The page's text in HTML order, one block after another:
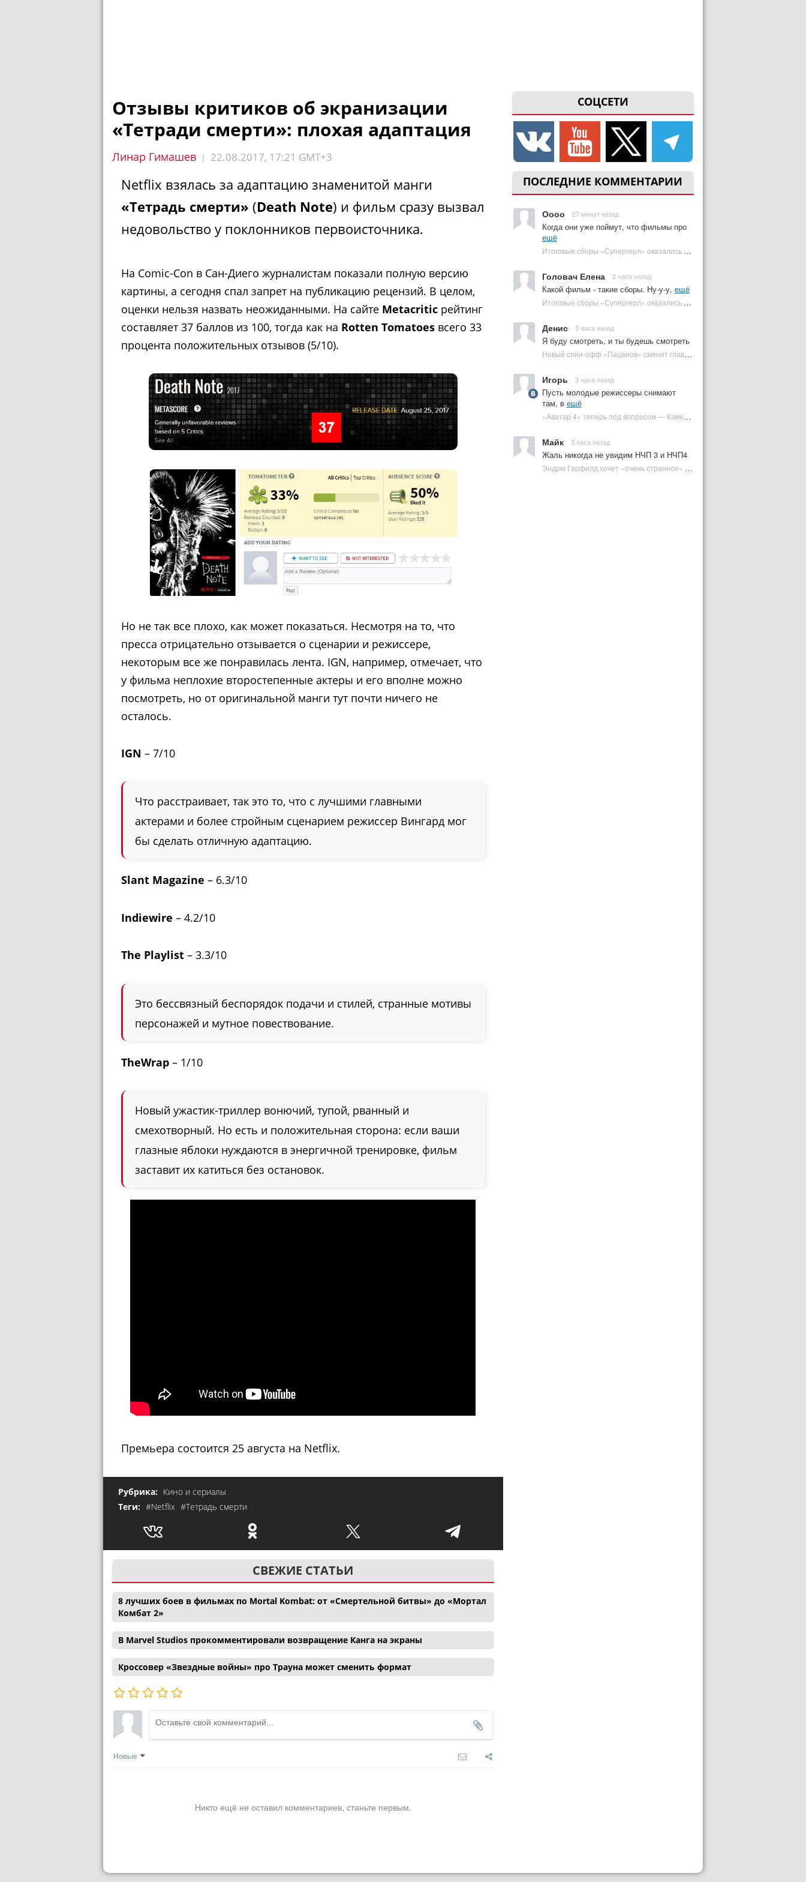
СОЦСЕТИ
ПОСЛЕДНИЕ КОММЕНТАРИИ
Оооо 27 минут назад
Когда они уже поймут, что фильмы про
ещё
Итоговые сборы «Супергерл» оказались худшими для DC за два десятилетия | Plugged In Ru
Головач Елена 2 часа назад
Какой фильм - такие сборы. Ну-у-у, ещё
Итоговые сборы «Супергерл» оказались худшими для DC за два десятилетия | Plugged In Ru
Денис 3 часа назад
Я буду смотреть, и ты будешь смотреть
Новый спин-офф «Пацанов» сменит главного героя | Plugged In Ru
Игорь 3 часа назад
Пусть молодые режиссеры снимают
там, в ещё
«Аватар 4» теперь под вопросом — Кэмерон решил отойти от продолжения | Plugged In Ru
Майк 3 часа назад
Жаль никогда не увидим НЧП 3 и НЧП4
Эндрю Гарфилд хочет «очень странное» возвращение Человека-паука в MCU | Plugged In Ru
Отзывы критиков об экранизации
«Тетради смерти»: плохая адаптация
Линар Гимашев | 22.08.2017, 17:21 GMT+3
Netflix взялась за адаптацию знаменитой манги
«Тетрадь смерти» (Death Note) и фильм сразу вызвал
недовольство у поклонников первоисточника.
На Comic-Con в Сан-Диего журналистам показали полную версию
картины, а сегодня спал запрет на публикацию рецензий. В целом,
оценки нельзя назвать неожиданными. На сайте Metacritic рейтинг
составляет 37 баллов из 100, тогда как на Rotten Tomatoes всего 33
процента положительных отзывов (5/10).
Но не так все плохо, как может показаться. Несмотря на то, что
пресса отрицательно отзывается о сценарии и режиссере,
некоторым все же понравилась лента. IGN, например, отмечает, что
у фильма неплохие второстепенные актеры и его вполне можно
посмотреть, но от оригинальной манги тут почти ничего не
осталось.
IGN – 7/10
Что расстраивает, так это то, что с лучшими главными
актерами и более стройным сценарием режиссер Вингард мог
бы сделать отличную адаптацию.
Slant Magazine – 6.3/10
Indiewire – 4.2/10
The Playlist – 3.3/10
Это бессвязный беспорядок подачи и стилей, странные мотивы
персонажей и мутное повествование.
TheWrap – 1/10
Новый ужастик-триллер вонючий, тупой, рванный и
смехотворный. Но есть и положительная сторона: если ваши
глазные яблоки нуждаются в энергичной тренировке, фильм
заставит их катиться без остановок.
Премьера состоится 25 августа на Netflix.
Рубрика: Кино и сериалы
Теги: #Netflix #Тетрадь cмерти
СВЕЖИЕ СТАТЬИ
8 лучших боев в фильмах по Mortal Kombat: от «Смертельной битвы» до «Мортал
Комбат 2»
В Marvel Studios прокомментировали возвращение Канга на экраны
Кроссовер «Звездные войны» про Трауна может сменить формат
Новые
Никто ещё не оставил комментариев, станьте первым.